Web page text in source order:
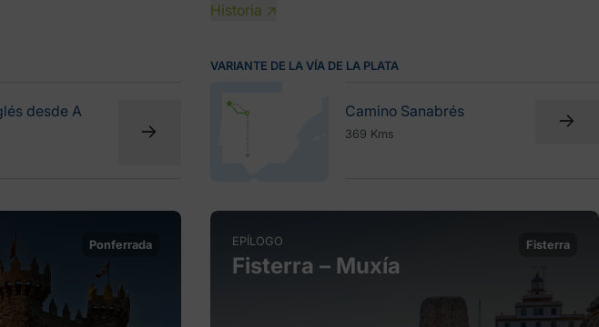
desde A
Historia ↗
VARIANTE DE LA VÍA DE LA PLATA
Camino Sanabrés
369 Kms
Ponferrada EPÍLOGO
Fisterra – Muxía
Fisterra